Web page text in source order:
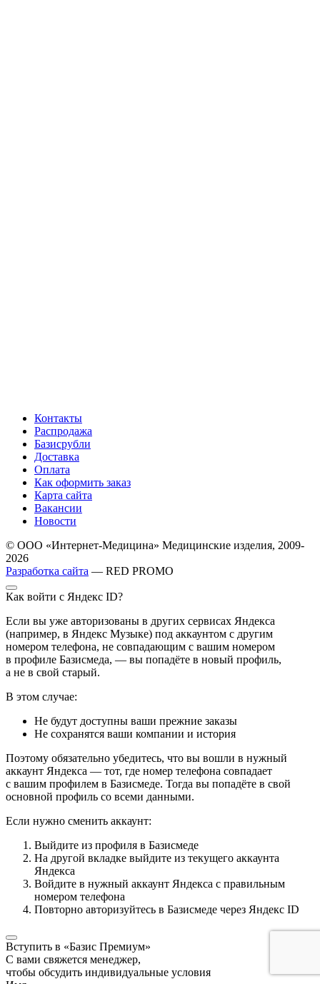
Контакты
Распродажа
Базисрубли
Доставка
Оплата
Как оформить заказ
Карта сайта
Вакансии
Новости
© ООО «Интернет-Медицина» Медицинские изделия, 2009-
2026
Разработка сайта — RED PROMO
Как войти с Яндекс ID?
Если вы уже авторизованы в других сервисах Яндекса
(например, в Яндекс Музыке) под аккаунтом с другим
номером телефона, не совпадающим с вашим номером
в профиле Базисмеда, — вы попадёте в новый профиль,
а не в свой старый.
В этом случае:
Не будут доступны ваши прежние заказы
Не сохранятся ваши компании и история
Поэтому обязательно убедитесь, что вы вошли в нужный
аккаунт Яндекса — тот, где номер телефона совпадает
с вашим профилем в Базисмеде. Тогда вы попадёте в свой
основной профиль со всеми данными.
Если нужно сменить аккаунт:
Выйдите из профиля в Базисмеде
На другой вкладке выйдите из текущего аккаунта
Яндекса
Войдите в нужный аккаунт Яндекса с правильным
номером телефона
Повторно авторизуйтесь в Базисмеде через Яндекс ID
Вступить в «Базис Премиум»
С вами свяжется менеджер,
чтобы обсудить индивидуальные условия